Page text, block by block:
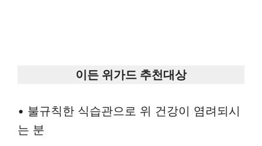
이든 위가드 추천대상
• 불규칙한 식습관으로 위 건강이 염려되시
는 분